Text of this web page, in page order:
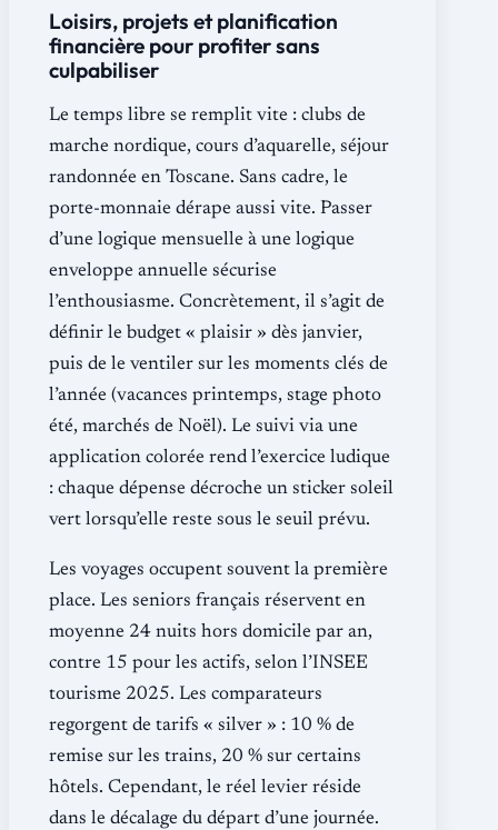
Loisirs, projets et planification
financière pour profiter sans
culpabiliser
Le temps libre se remplit vite : clubs de
marche nordique, cours d’aquarelle, séjour
randonnée en Toscane. Sans cadre, le
porte-monnaie dérape aussi vite. Passer
d’une logique mensuelle à une logique
enveloppe annuelle sécurise
l’enthousiasme. Concrètement, il s’agit de
définir le budget « plaisir » dès janvier,
puis de le ventiler sur les moments clés de
l’année (vacances printemps, stage photo
été, marchés de Noël). Le suivi via une
application colorée rend l’exercice ludique
: chaque dépense décroche un sticker soleil
vert lorsqu’elle reste sous le seuil prévu.
Les voyages occupent souvent la première
place. Les seniors français réservent en
moyenne 24 nuits hors domicile par an,
contre 15 pour les actifs, selon l’INSEE
tourisme 2025. Les comparateurs
regorgent de tarifs « silver » : 10 % de
remise sur les trains, 20 % sur certains
hôtels. Cependant, le réel levier réside
dans le décalage du départ d’une journée.